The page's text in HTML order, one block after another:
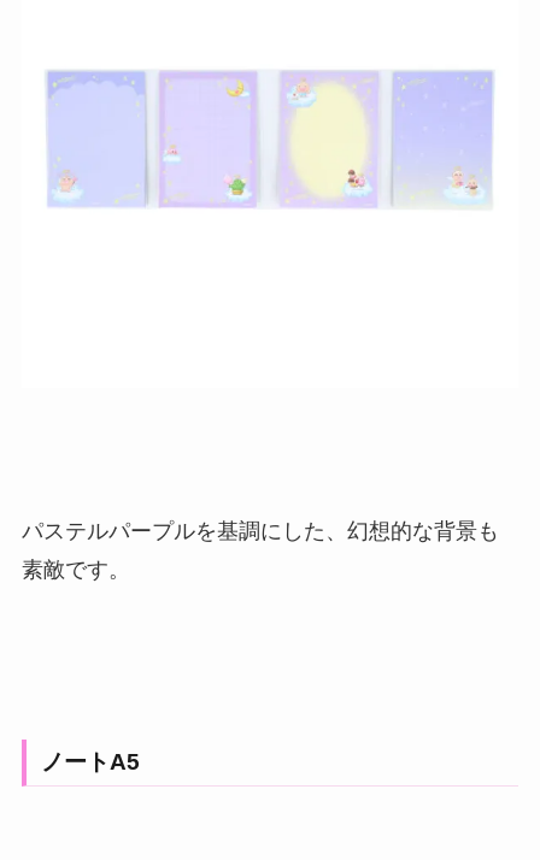
パステルパープルを基調にした、幻想的な背景も
素敵です。
ノートA5